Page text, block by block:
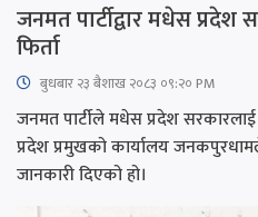
जनमत पार्टीद्वार मधेस
फिर्ता
बुधबार २३ बैशाख २०८३ ०९:२० PM
जनमत पार्टीले मधेस प्रदेश
प्रदेश प्रमुखको कार्यालय
जानकारी दिएको हो।